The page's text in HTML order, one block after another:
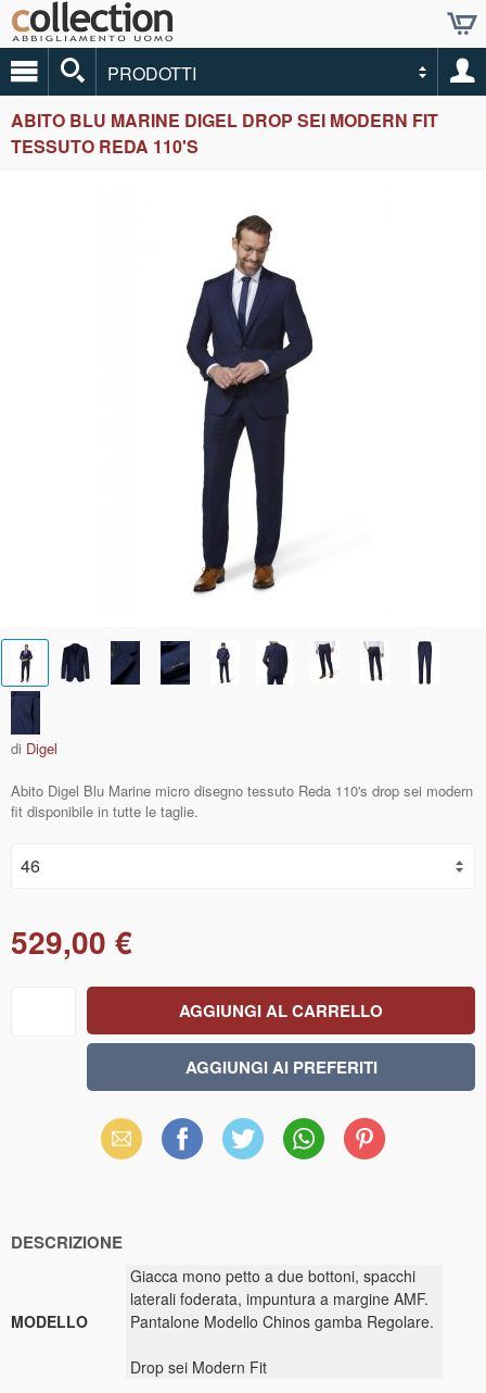
PRODOTTI
ABITO BLU MARINE DIGEL DROP SEI MODERN FIT
TESSUTO REDA 110'S
di Digel
Abito Digel Blu Marine micro disegno tessuto Reda 110's drop sei modern
fit disponibile in tutte le taglie.
529,00 €
Email Facebook X WhatsAppPinterest
DESCRIZIONE
MODELLO
Giacca mono petto a due bottoni, spacchi
laterali foderata, impuntura a margine AMF.
Pantalone Modello Chinos gamba Regolare.
Drop sei Modern Fit